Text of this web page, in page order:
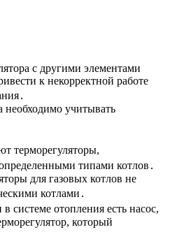
с другими элементами
к некорректной работе
необходимо учитывать
терморегуляторы,
типами котлов․
для газовых котлов не
котлами․
в системе отопления есть насос,
который